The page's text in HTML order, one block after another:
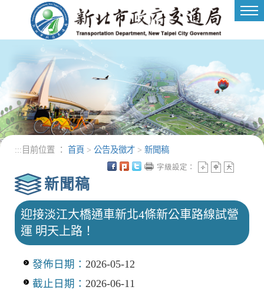
進入內容區塊
::: 目前位置 ： 首頁 > 公告及徵才 > 新聞稿
新聞稿
字級設定：
迎接淡江大橋通車新北4條新公車路線試營
運 明天上路！
發佈日期： 2026-05-12
截止日期： 2026-06-11